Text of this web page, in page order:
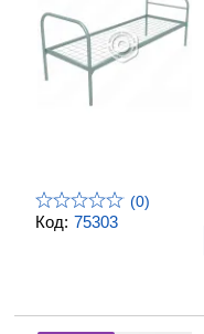
Код: 75303
(0)